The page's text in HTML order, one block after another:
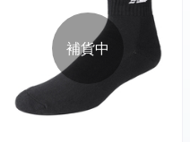
補貨中